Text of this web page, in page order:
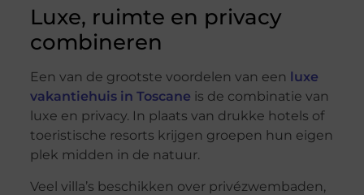
Luxe, ruimte en privacy
combineren
Een van de grootste voordelen van een
luxe
vakantiehuis in Toscane is de combinatie van
luxe en privacy. In plaats van drukke hotels of
toeristische resorts krijgen groepen hun eigen
plek midden in de natuur.
Veel villa’s beschikken over privézwembaden,